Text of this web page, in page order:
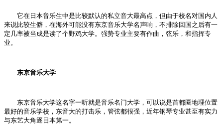
它在日本音乐生中是比较默认的私立音大最高点，但由于校名对国内人
来说比较生僻，在海外可能没有东京音乐大学名声响，不排除回国之后有一
定几率被当成是读了个野鸡大学。强势专业主要有作曲，弦乐，和指挥专
业。
东京音乐大学
东京音乐大学这名字一听就是音乐名门大学，可以说是首都圈地理位置
最好的音乐学校，东音大的打击乐，管弦都很强，近年钢琴专业甚至有实力
与东艺大角逐日本第一。